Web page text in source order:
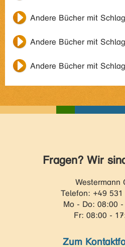
Andere Bücher mit
Andere Bücher mit
Andere Bücher mit